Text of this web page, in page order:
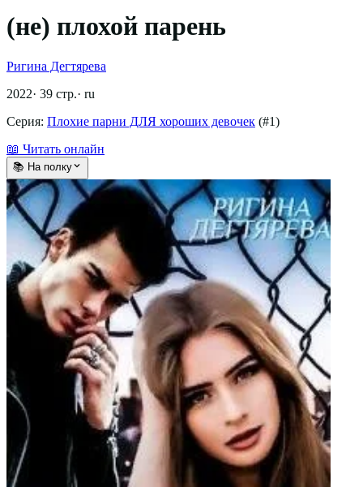
(не) плохой парень
Ригина Дегтярева
2022· 39 стр.· ru
Серия: Плохие парни ДЛЯ хороших девочек (#1)
📖 Читать онлайн
📚 На полку